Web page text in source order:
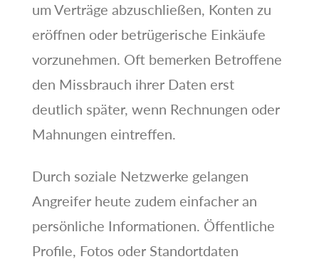
um Verträge abzuschließen, Konten zu
eröffnen oder betrügerische Einkäufe
vorzunehmen. Oft bemerken Betroffene
den Missbrauch ihrer Daten erst
deutlich später, wenn Rechnungen oder
Mahnungen eintreffen.
Durch soziale Netzwerke gelangen
Angreifer heute zudem einfacher an
persönliche Informationen. Öffentliche
Profile, Fotos oder Standortdaten